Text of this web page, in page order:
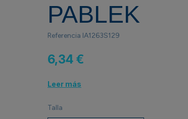
PABLEK
Referencia IA1263S129
6,34 €
Leer más
Talla